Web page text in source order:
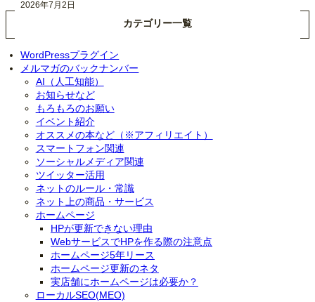
2026年7月2日
カテゴリー一覧
WordPressプラグイン
メルマガのバックナンバー
AI（人工知能）
お知らせなど
もろもろのお願い
イベント紹介
オススメの本など（※アフィリエイト）
スマートフォン関連
ソーシャルメディア関連
ツイッター活用
ネットのルール・常識
ネット上の商品・サービス
ホームページ
HPが更新できない理由
WebサービスでHPを作る際の注意点
ホームページ5年リース
ホームページ更新のネタ
実店舗にホームページは必要か？
ローカルSEO(MEO)